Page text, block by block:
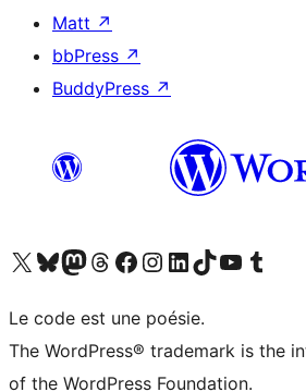
Matt ↗
bbPress ↗
BuddyPress ↗
Visitez notre compte X (précédemment Twitter)
Visiter notre compte Bluesky
Visiter notre compte Mastodon
Visiter notre compte Threads
Consulter notre compte Facebook
Consulter notre compte Instagram
Consulter notre compte LinkedIn
Visiter notre compte TokTok
Visiter notre chaîne YouTube
Visiter notre compte
Le code est une poésie.
The WordPress® trademark is the
of the WordPress Foundation.